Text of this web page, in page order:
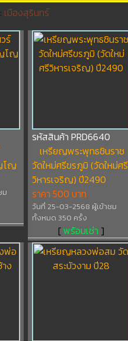
เมืองสุรินทร์
โญ
ม
รหัสสินค้า PRD6640
เหรียญพระพุทธชินราช
วัดใหม่ศรีขรภูมิ (วัดใหม่ศรี
วิหารเจริญ) ปี2490
ราคา 500 บาท
วันที่ 25-03-2568 ผู้เข้าชม
ทั้งหมด 350 ครั้ง
[พร้อมเช่า ]